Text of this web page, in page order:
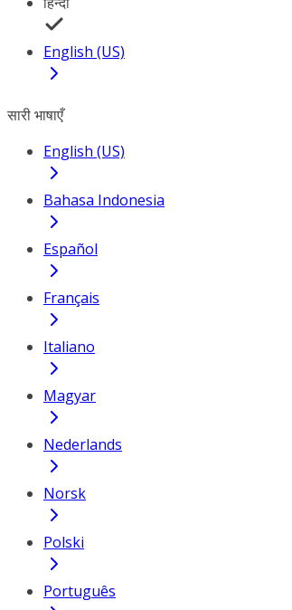
English (US)
सारी भाषाएँ
English (US)
Bahasa Indonesia
Español
Français
Italiano
Magyar
Nederlands
Norsk
Polski
Português